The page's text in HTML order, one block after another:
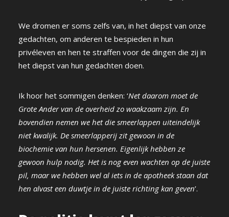
We dromen er soms zelfs van, in het diepst van onze
gedachten, om anderen te bespieden in hun
privéleven en hen te straffen voor de dingen die zij in
het diepst van hun gedachten doen.
Ik hoor het sommigen denken: ‘Net daarom moet de
Grote Ander van de overheid zo waakzaam zijn. En
bovendien nemen we het die smeerlappen uiteindelijk
niet kwalijk. De smeerlapperij zit gewoon in de
biochemie van hun hersenen. Eigenlijk hebben ze
gewoon hulp nodig. Het is nog even wachten op de juiste
pil, maar we hebben wel al iets in de apotheek staan dat
hen alvast een duwtje in de juiste richting kan geven’.